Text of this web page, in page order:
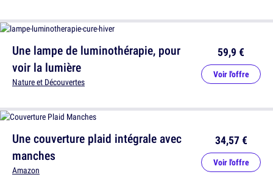
Une lampe de luminothérapie, pour
voir la lumière
Nature et Découvertes
59,9 €
Voir l'offre
Une couverture plaid intégrale avec
manches
Amazon
34,57 €
Voir l'offre